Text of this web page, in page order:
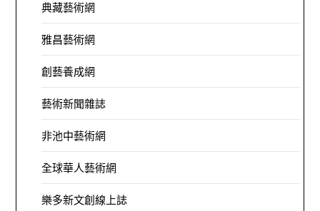
典藏藝術網
雅昌藝術網
創藝養成網
藝術新聞雜誌
非池中藝術網
全球華人藝術網
樂多新文創線上誌